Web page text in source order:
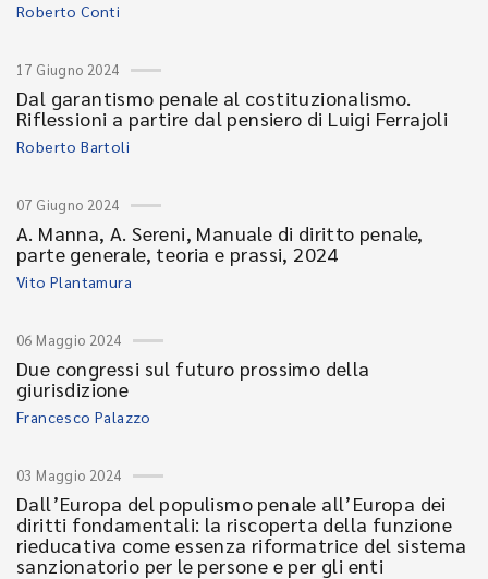
Roberto Conti
17 Giugno 2024
Dal garantismo penale al costituzionalismo.
Riflessioni a partire dal pensiero di Luigi Ferrajoli
Roberto Bartoli
07 Giugno 2024
A. Manna, A. Sereni, Manuale di diritto penale,
parte generale, teoria e prassi, 2024
Vito Plantamura
06 Maggio 2024
Due congressi sul futuro prossimo della
giurisdizione
Francesco Palazzo
03 Maggio 2024
Dall’Europa del populismo penale all’Europa dei
diritti fondamentali: la riscoperta della funzione
rieducativa come essenza riformatrice del sistema
sanzionatorio per le persone e per gli enti